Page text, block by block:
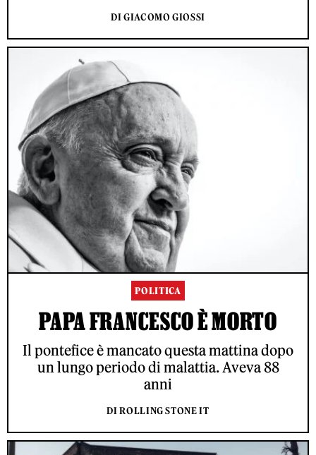
DI GIACOMO GIOSSI
POLITICA
PAPA FRANCESCO È MORTO
Il pontefice è mancato questa mattina dopo
un lungo periodo di malattia. Aveva 88
anni
DI ROLLING STONE IT